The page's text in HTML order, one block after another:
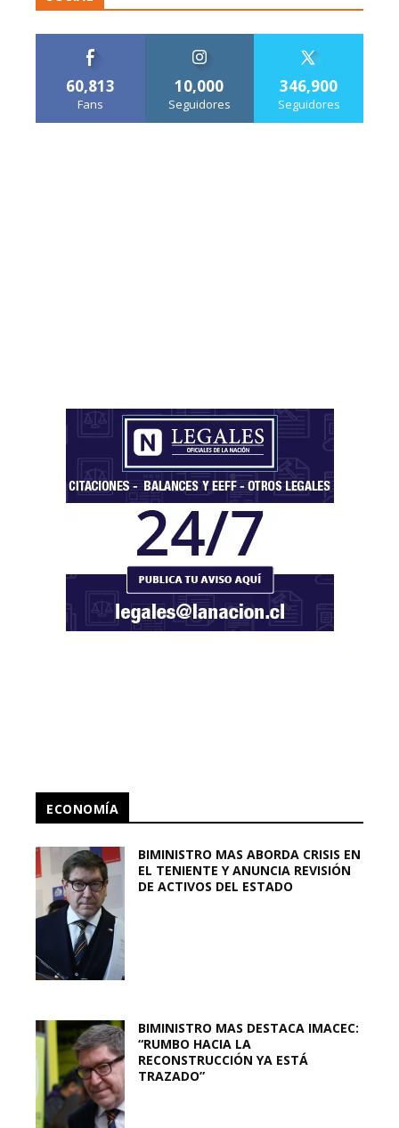
60,813
Fans
10,000
Seguidores
346,900
Seguidores
ECONOMÍA
BIMINISTRO MAS ABORDA CRISIS EN
EL TENIENTE Y ANUNCIA REVISIÓN
DE ACTIVOS DEL ESTADO
BIMINISTRO MAS DESTACA IMACEC:
“RUMBO HACIA LA
RECONSTRUCCIÓN YA ESTÁ
TRAZADO”